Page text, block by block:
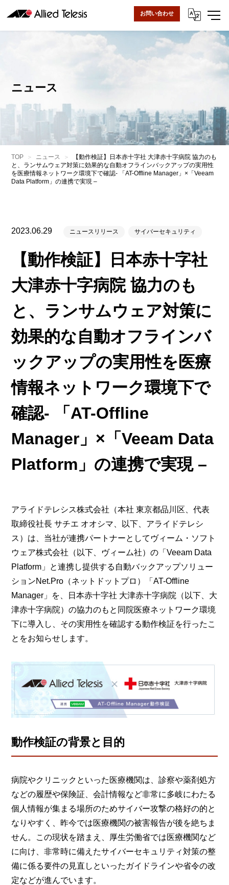
お問い合わせ
ニュース
TOP ニュース
【動作検証】日本赤十字社 大津赤十字病院 協力のも
と、ランサムウェア対策に効果的な自動オフラインバックアップの実用性
を医療情報ネットワーク環境下で確認- 「AT-Offline Manager」×「Veeam
Data Platform」の連携で実現 –
2023.06.29 ニュースリリース サイバーセキュリティ
【動作検証】日本赤十字社
大津赤十字病院 協力のも
と、ランサムウェア対策に
効果的な自動オフラインバ
ックアップの実用性を医療
情報ネットワーク環境下で
確認- 「AT-Offline
Manager」×「Veeam Data
Platform」の連携で実現 –
アライドテレシス株式会社（本社 東京都品川区、代表
取締役社長 サチエ オオシマ、以下、アライドテレシ
ス）は、当社が連携パートナーとしてヴィーム・ソフト
ウェア株式会社（以下、ヴィーム社）の「Veeam Data
Platform」と連携し提供する自動バックアップソリュー
ションNet.Pro（ネットドットプロ）「AT-Offline
Manager」を、日本赤十字社 大津赤十字病院（以下、大
津赤十字病院）の協力のもと同院医療ネットワーク環境
下に導入し、その実用性を確認する動作検証を行ったこ
とをお知らせします。
動作検証の背景と目的
病院やクリニックといった医療機関は、診察や薬剤処方
などの履歴や保険証、会計情報など非常に多岐にわたる
個人情報が集まる場所のためサイバー攻撃の格好の的と
なりやすく、昨今では医療機関の被害報告が後を絶ちま
せん。この現状を踏まえ、厚生労働省では医療機関など
に向け、非常時に備えたサイバーセキュリティ対策の整
備に係る要件の見直しといったガイドラインや省令の改
定などが進んでいます。